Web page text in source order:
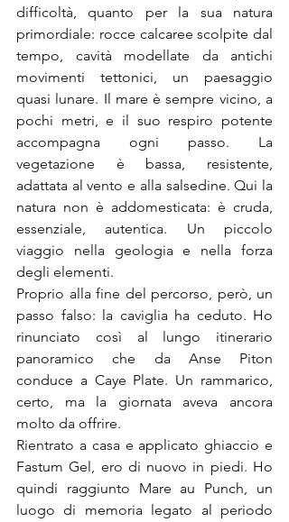
difficoltà, quanto per la sua natura
primordiale: rocce calcaree scolpite dal
tempo, cavità modellate da antichi
movimenti tettonici, un paesaggio
quasi lunare. Il mare è sempre vicino, a
pochi metri, e il suo respiro potente
accompagna ogni passo. La
vegetazione è bassa, resistente,
adattata al vento e alla salsedine. Qui la
natura non è addomesticata: è cruda,
essenziale, autentica. Un piccolo
viaggio nella geologia e nella forza
degli elementi.
Proprio alla fine del percorso, però, un
passo falso: la caviglia ha ceduto. Ho
rinunciato così al lungo itinerario
panoramico che da Anse Piton
conduce a Caye Plate. Un rammarico,
certo, ma la giornata aveva ancora
molto da offrire.
Rientrato a casa e applicato ghiaccio e
Fastum Gel, ero di nuovo in piedi. Ho
quindi raggiunto Mare au Punch, un
luogo di memoria legato al periodo